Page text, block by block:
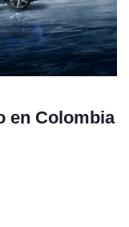
en Colombia